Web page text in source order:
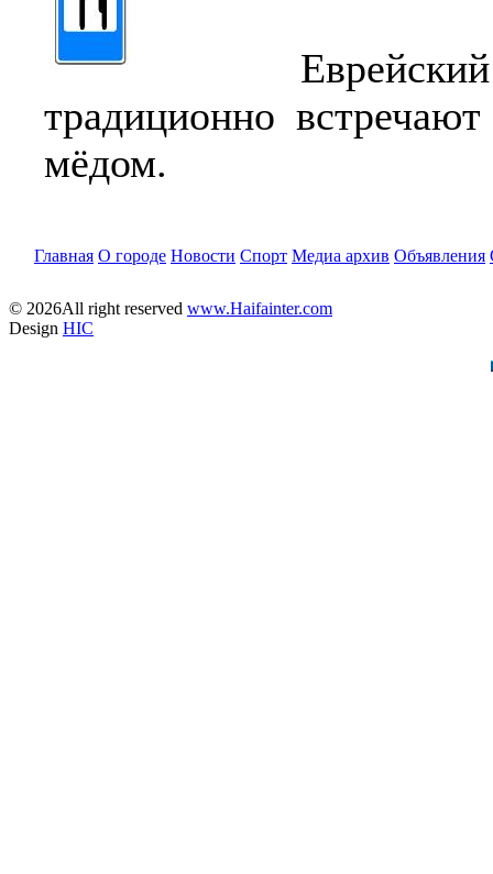
Еврейский
традиционно
мёдом.
Главная О городе Новости Спорт Медиа архив Объявления
© 2026All right reserved www.Haifainter.com
Design HIC